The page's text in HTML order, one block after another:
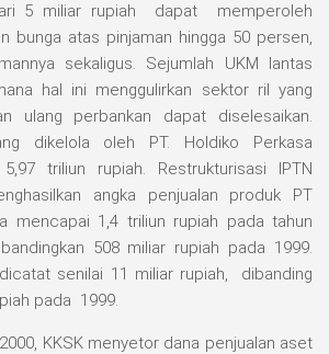
5 miliar rupiah dapat memperoleh
bunga atas pinjaman hingga 50 persen,
sekaligus. Sejumlah UKM lantas
hal ini menggulirkan sektor ril yang
ulang perbankan dapat diselesaikan.
dikelola oleh PT. Holdiko Perkasa
triliun rupiah. Restrukturisasi IPTN
angka penjualan produk PT
mencapai 1,4 triliun rupiah pada tahun
508 miliar rupiah pada 1999.
senilai 11 miliar rupiah, dibanding
pada 1999.
KKSK menyetor dana penjualan aset